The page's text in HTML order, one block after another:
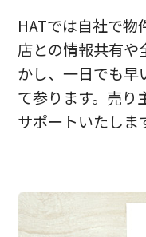
HATでは自社で物
店との情報共有や
かし、一日でも早
て参ります。売り
サポートいたしま